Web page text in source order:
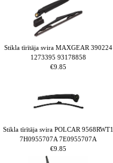
Stikla tīrītāja svira MAXGEAR 390224
1273395 93178858
€9.85
Stikla tīrītāja svira POLCAR 9568RWT1
7H0955707A 7E0955707A
€9.85